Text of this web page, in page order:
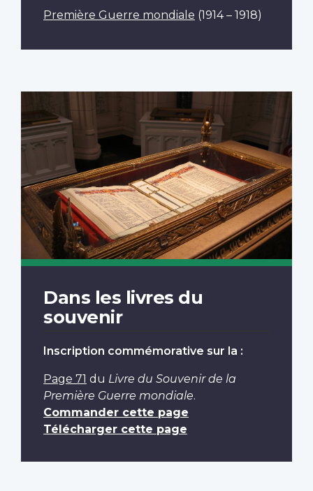
Première Guerre mondiale (1914 – 1918)
Dans les livres du
souvenir
Inscription commémorative sur la :
Page 71 du Livre du Souvenir de la
Première Guerre mondiale.
Commander cette page
Télécharger cette page